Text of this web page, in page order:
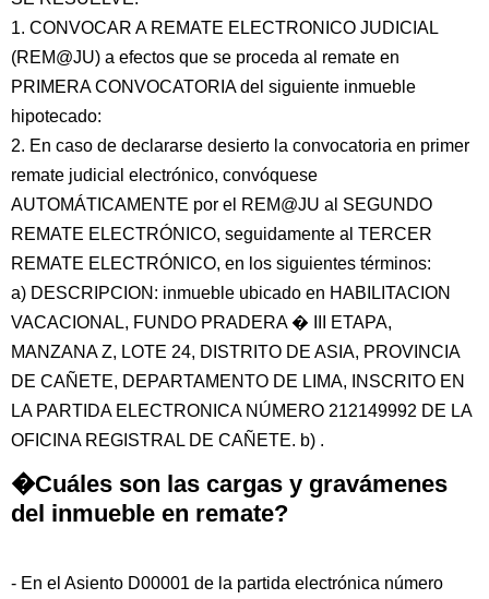
1. CONVOCAR A REMATE ELECTRONICO JUDICIAL
(REM@JU) a efectos que se proceda al remate en
PRIMERA CONVOCATORIA del siguiente inmueble
hipotecado:
2. En caso de declararse desierto la convocatoria en primer
remate judicial electrónico, convóquese
AUTOMÁTICAMENTE por el REM@JU al SEGUNDO
REMATE ELECTRÓNICO, seguidamente al TERCER
REMATE ELECTRÓNICO, en los siguientes términos:
a) DESCRIPCION: inmueble ubicado en HABILITACION
VACACIONAL, FUNDO PRADERA � III ETAPA,
MANZANA Z, LOTE 24, DISTRITO DE ASIA, PROVINCIA
DE CAÑETE, DEPARTAMENTO DE LIMA, INSCRITO EN
LA PARTIDA ELECTRONICA NÚMERO 212149992 DE LA
OFICINA REGISTRAL DE CAÑETE. b) .
�Cuáles son las cargas y gravámenes
del inmueble en remate?
- En el Asiento D00001 de la partida electrónica número